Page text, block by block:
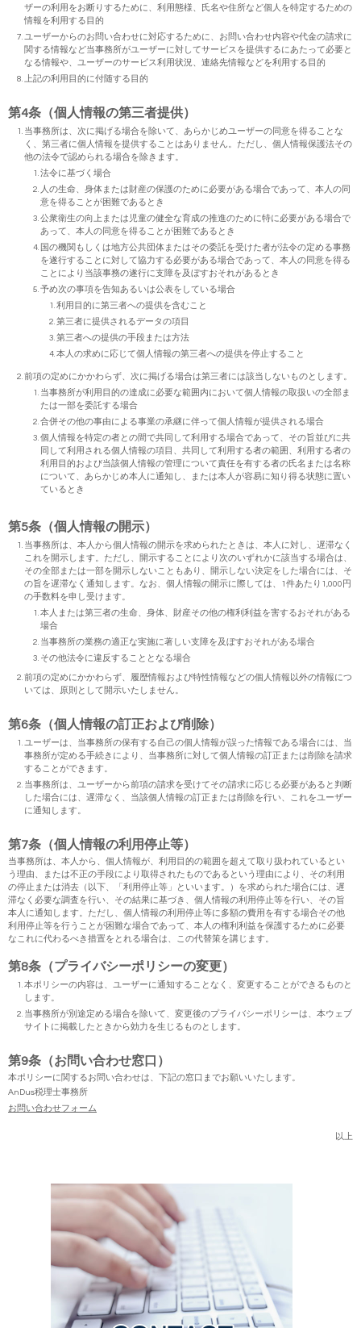
ザーの利用をお断りするために、利用態様、氏名や住所など個人を特定するための
情報を利用する目的
ユーザーからのお問い合わせに対応するために、お問い合わせ内容や代金の請求に
関する情報など当事務所がユーザーに対してサービスを提供するにあたって必要と
なる情報や、ユーザーのサービス利用状況、連絡先情報などを利用する目的
上記の利用目的に付随する目的
第4条（個人情報の第三者提供）
当事務所は、次に掲げる場合を除いて、あらかじめユーザーの同意を得ることな
く、第三者に個人情報を提供することはありません。ただし、個人情報保護法その
他の法令で認められる場合を除きます。
法令に基づく場合
人の生命、身体または財産の保護のために必要がある場合であって、本人の同
意を得ることが困難であるとき
公衆衛生の向上または児童の健全な育成の推進のために特に必要がある場合で
あって、本人の同意を得ることが困難であるとき
国の機関もしくは地方公共団体またはその委託を受けた者が法令の定める事務
を遂行することに対して協力する必要がある場合であって、本人の同意を得る
ことにより当該事務の遂行に支障を及ぼすおそれがあるとき
予め次の事項を告知あるいは公表をしている場合
利用目的に第三者への提供を含むこと
第三者に提供されるデータの項目
第三者への提供の手段または方法
本人の求めに応じて個人情報の第三者への提供を停止すること
前項の定めにかかわらず、次に掲げる場合は第三者には該当しないものとします。
当事務所が利用目的の達成に必要な範囲内において個人情報の取扱いの全部ま
たは一部を委託する場合
合併その他の事由による事業の承継に伴って個人情報が提供される場合
個人情報を特定の者との間で共同して利用する場合であって、その旨並びに共
同して利用される個人情報の項目、共同して利用する者の範囲、利用する者の
利用目的および当該個人情報の管理について責任を有する者の氏名または名称
について、あらかじめ本人に通知し、または本人が容易に知り得る状態に置い
ているとき
第5条（個人情報の開示）
当事務所は、本人から個人情報の開示を求められたときは、本人に対し、遅滞なく
これを開示します。ただし、開示することにより次のいずれかに該当する場合は、
その全部または一部を開示しないこともあり、開示しない決定をした場合には、そ
の旨を遅滞なく通知します。なお、個人情報の開示に際しては、1件あたり1,000円
の手数料を申し受けます。
本人または第三者の生命、身体、財産その他の権利利益を害するおそれがある
場合
当事務所の業務の適正な実施に著しい支障を及ぼすおそれがある場合
その他法令に違反することとなる場合
前項の定めにかかわらず、履歴情報および特性情報などの個人情報以外の情報につ
いては、原則として開示いたしません。
第6条（個人情報の訂正および削除）
ユーザーは、当事務所の保有する自己の個人情報が誤った情報である場合には、当
事務所が定める手続きにより、当事務所に対して個人情報の訂正または削除を請求
することができます。
当事務所は、ユーザーから前項の請求を受けてその請求に応じる必要があると判断
した場合には、遅滞なく、当該個人情報の訂正または削除を行い、これをユーザー
に通知します。
第7条（個人情報の利用停止等）
当事務所は、本人から、個人情報が、利用目的の範囲を超えて取り扱われているとい
う理由、または不正の手段により取得されたものであるという理由により、その利用
の停止または消去（以下、「利用停止等」といいます。）を求められた場合には、遅
滞なく必要な調査を行い、その結果に基づき、個人情報の利用停止等を行い、その旨
本人に通知します。ただし、個人情報の利用停止等に多額の費用を有する場合その他
利用停止等を行うことが困難な場合であって、本人の権利利益を保護するために必要
なこれに代わるべき措置をとれる場合は、この代替策を講じます。
第8条（プライバシーポリシーの変更）
本ポリシーの内容は、ユーザーに通知することなく、変更することができるものと
します。
当事務所が別途定める場合を除いて、変更後のプライバシーポリシーは、本ウェブ
サイトに掲載したときから効力を生じるものとします。
第9条（お問い合わせ窓口）
本ポリシーに関するお問い合わせは、下記の窓口までお願いいたします。
AnDus税理士事務所
お問い合わせフォーム
以上